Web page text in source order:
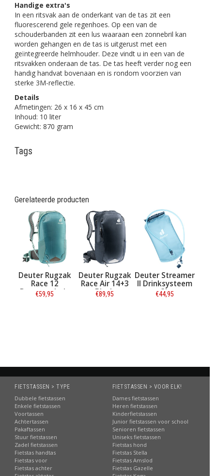
Handige extra's
In een ritsvak aan de onderkant van de tas zit een
fluorescerend gele regenhoes. Op een van de
schouderbanden zit een lus waaraan een zonnebril kan
worden gehangen en de tas is uitgerust met een
geïntegreerde helmhouder. Deze vindt u in een van de
ritsvakken onderaan de tas. De tas heeft verder nog een
handig handvat bovenaan en is rondom voorzien van
sterke 3M-reflectie.
Details
Afmetingen: 26 x 16 x 45 cm
Inhoud: 10 liter
Gewicht: 870 gram
Tags
Gerelateerde producten
Deuter Rugzak
Race 12
Deepsea-Jade
€59,95
Deuter Rugzak
Race Air 14+3
Black
€89,95
Deuter Streamer
II Drinksysteem
3L
€44,95
FIETSTASSEN > TYPE
Dubbele fietstassen
Enkele fietstassen
Voortassen
Achtertassen
Pakaftassen
Stuur fietstassen
Zadel fietstassen
Fietstas handtas
Fietstas voor
Fietstas achter
FIETSTASSEN > VOOR ELK!
Dames fietstassen
Heren fietstassen
Kinderfietstassen
Junior fietstassen voor school
Senioren fietstassen
Uniseks fietstassen
Fietstas hond
Fietstas Stella
Fietstas Amslod
Fietstas Gazelle